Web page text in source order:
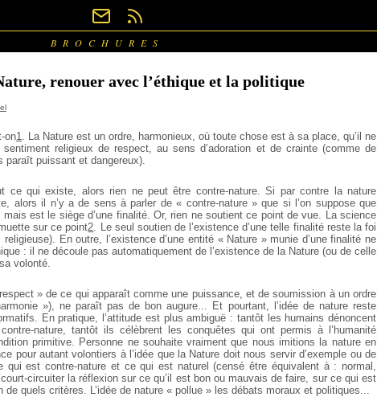
BROCHURES
renouer avec l’éthique et la politique
on1. La Nature est un ordre, harmonieux, où toute chose est à sa place, qu’il ne
religieux de respect, au sens d’adoration et de crainte (comme de
paraît puissant et dangereux).
ce qui existe, alors rien ne peut être contre-nature. Si par contre la nature
alors il n’y a de sens à parler de « contre-nature » que si l’on suppose que
est le siège d’une finalité. Or, rien ne soutient ce point de vue. La science
sur ce point2. Le seul soutien de l’existence d’une telle finalité reste la foi
En outre, l’existence d’une entité « Nature » munie d’une finalité ne
: il ne découle pas automatiquement de l’existence de la Nature (ou de celle
volonté.
» de ce qui apparaît comme une puissance, et de soumission à un ordre
»), ne paraît pas de bon augure... Et pourtant, l’idée de nature reste
En pratique, l’attitude est plus ambiguë : tantôt les humains dénoncent
nature, tantôt ils célèbrent les conquêtes qui ont permis à l’humanité
primitive. Personne ne souhaite vraiment que nous imitions la nature en
pour autant volontiers à l’idée que la Nature doit nous servir d’exemple ou de
qui est contre-nature et ce qui est naturel (censé être équivalent à : normal,
circuiter la réflexion sur ce qu’il est bon ou mauvais de faire, sur ce qui est
quels critères. L’idée de nature « pollue » les débats moraux et politiques...